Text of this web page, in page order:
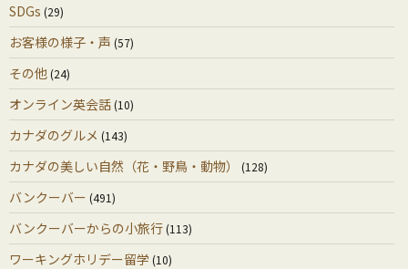
SDGs (29)
お客様の様子・声 (57)
その他(24)
オンライン英会話(10)
カナダのグルメ (143)
カナダの美しい自然（花・野鳥・動物） (128)
バンクーバー (491)
バンクーバーからの小旅行(113)
ワーキングホリデー留学 (10)